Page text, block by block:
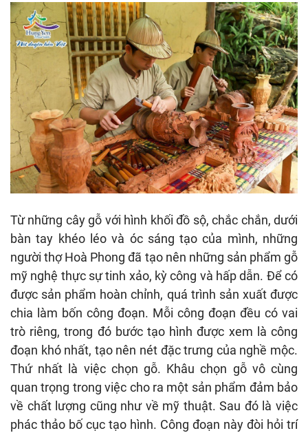
Từ những cây gỗ với hình khối đồ sộ, chắc chắn, dưới
bàn tay khéo léo và óc sáng tạo của mình, những
người thợ Hoà Phong đã tạo nên những sản phẩm gỗ
mỹ nghệ thực sự tinh xảo, kỳ công và hấp dẫn. Để có
được sản phẩm hoàn chỉnh, quá trình sản xuất được
chia làm bốn công đoạn. Mỗi công đoạn đều có vai
trò riêng, trong đó bước tạo hình được xem là công
đoạn khó nhất, tạo nên nét đặc trưng của nghề mộc.
Thứ nhất là việc chọn gỗ. Khâu chọn gỗ vô cùng
quan trọng trong việc cho ra một sản phẩm đảm bảo
về chất lượng cũng như về mỹ thuật. Sau đó là việc
phác thảo bố cục tạo hình. Công đoạn này đòi hỏi trí